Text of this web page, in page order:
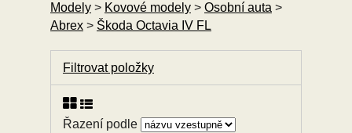
Modely > Kovové modely > Osobní auta >
Abrex > Škoda Octavia IV FL
Filtrovat položky
Řazení podle